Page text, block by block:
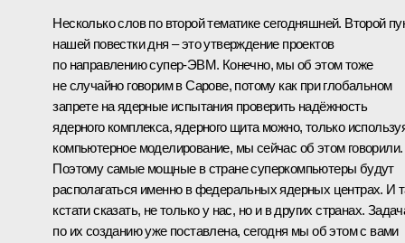
Несколько слов по второй тематике сегодняшней. Второй
нашей повестки дня – это утверждение проектов
по направлению супер-ЭВМ. Конечно, мы об этом тоже
не случайно говорим в Сарове, потому как при глобальном
запрете на ядерные испытания проверить надёжность
ядерного комплекса, ядерного щита можно, только
компьютерное моделирование, мы сейчас об этом говорили.
Поэтому самые мощные в стране суперкомпьютеры будут
располагаться именно в федеральных ядерных центрах. И
кстати сказать, не только у нас, но и в других странах.
по их созданию уже поставлена, сегодня мы об этом с вами